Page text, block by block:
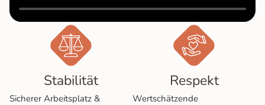
Sta­bi­li­tät
Sicherer Arbeitsplatz &
Respekt
Wertschätzende